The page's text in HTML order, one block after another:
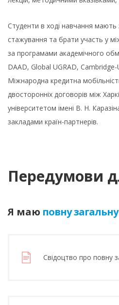
Студенти в ході навчання
стажування та брати участь у
за програмами академічного
DAAD, Global UGRAD,
Міжнародна кредитна
двосторонніх договорів між
університетом імені В. Н.
закладами країн-партнерів.
Передумови
Я маю повну
Свідоцтво про повну